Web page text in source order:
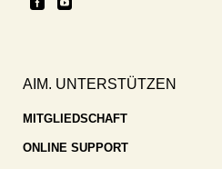
AIM. UNTERSTÜTZEN
MITGLIEDSCHAFT
ONLINE SUPPORT